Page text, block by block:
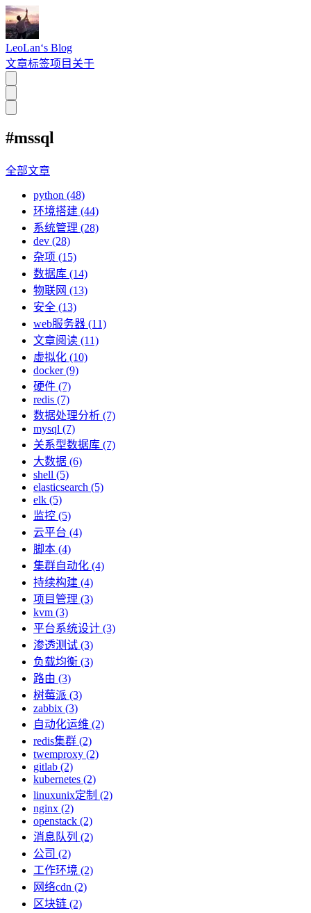
LeoLan‘s Blog
文章标签项目 关于
#mssql
全部文章
python (48)
环境搭建 (44)
系统管理 (28)
dev (28)
杂项 (15)
数据库 (14)
物联网 (13)
安全 (13)
web服务器 (11)
文章阅读 (11)
虚拟化 (10)
docker (9)
硬件 (7)
redis (7)
数据处理分析 (7)
mysql (7)
关系型数据库 (7)
大数据 (6)
shell (5)
elasticsearch (5)
elk (5)
监控 (5)
云平台 (4)
脚本 (4)
集群自动化 (4)
持续构建 (4)
项目管理 (3)
kvm (3)
平台系统设计 (3)
渗透测试 (3)
负载均衡 (3)
路由 (3)
树莓派 (3)
zabbix (3)
自动化运维 (2)
redis集群 (2)
twemproxy (2)
gitlab (2)
kubernetes (2)
linuxunix定制 (2)
nginx (2)
openstack (2)
消息队列 (2)
公司 (2)
工作环境 (2)
网络cdn (2)
区块链 (2)